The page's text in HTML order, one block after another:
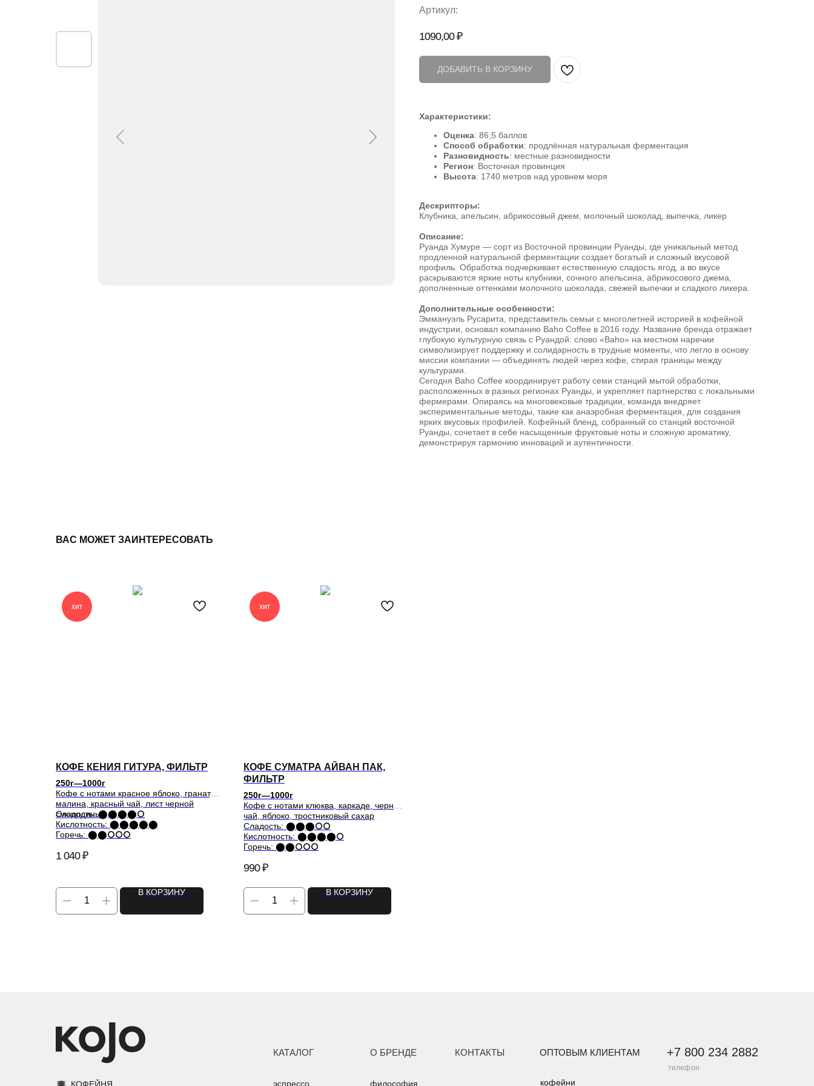
Артикул:
1090,00 ₽
ДОБАВИТЬ В КОРЗИНУ
Характеристики:
Оценка: 86,5 баллов
Способ обработки: продлённая натуральная ферментация
Разновидность: местные разновидности
Регион: Восточная провинция
Высота: 1740 метров над уровнем моря
Дескрипторы:
Клубника, апельсин, абрикосовый джем, молочный шоколад, выпечка, ликер
Описание:
Руанда Хумуре — сорт из Восточной провинции Руанды, где уникальный метод
продленной натуральной ферментации создает богатый и сложный вкусовой
профиль. Обработка подчеркивает естественную сладость ягод, а во вкусе
раскрываются яркие ноты клубники, сочного апельсина, абрикосового джема,
дополненные оттенками молочного шоколада, свежей выпечки и сладкого ликера.
Дополнительные особенности:
Эммануэль Русарита, представитель семьи с многолетней историей в кофейной
индустрии, основал компанию Baho Coffee в 2016 году. Название бренда отражает
глубокую культурную связь с Руандой: слово «Baho» на местном наречии
символизирует поддержку и солидарность в трудные моменты, что легло в основу
миссии компании — объединять людей через кофе, стирая границы между
культурами.
Сегодня Baho Coffee координирует работу семи станций мытой обработки,
расположенных в разных регионах Руанды, и укрепляет партнерство с локальными
фермерами. Опираясь на многовековые традиции, команда внедряет
экспериментальные методы, такие как анаэробная ферментация, для создания
ярких вкусовых профилей. Кофейный бленд, собранный со станций восточной
Руанды, сочетает в себе насыщенные фруктовые ноты и сложную ароматику,
демонстрируя гармонию инноваций и аутентичности.
ВАС МОЖЕТ ЗАИНТЕРЕСОВАТЬ
хит
КОФЕ КЕНИЯ ГИТУРА, ФИЛЬТР
250г—1000г
Кофе с нотами красное яблоко, гранат,
малина, красный чай, лист черной
смородины
Сладость: ⬤⬤⬤⬤⭘
Кислотность: ⬤⬤⬤⬤⬤
Горечь: ⬤⬤⭘⭘⭘
1 040 ₽
В КОРЗИНУ
хит
КОФЕ СУМАТРА АЙВАН ПАК,
ФИЛЬТР
250г—1000г
Кофе с нотами клюква, каркаде, черный
чай, яблоко, тростниковый сахар
Сладость: ⬤⬤⬤⭘⭘
Кислотность: ⬤⬤⬤⬤⭘
Горечь: ⬤⬤⭘⭘⭘
990 ₽
В КОРЗИНУ
+7 800 234 2882
КОНТАКТЫ ОПТОВЫМ КЛИЕНТАМ
О БРЕНДЕ
кофейни
философия
КАТАЛОГ
эспрессо
КОФЕЙНЯ
телефон